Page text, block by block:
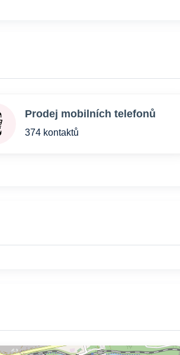
Prodej mobilních telefonů
374 kontaktů